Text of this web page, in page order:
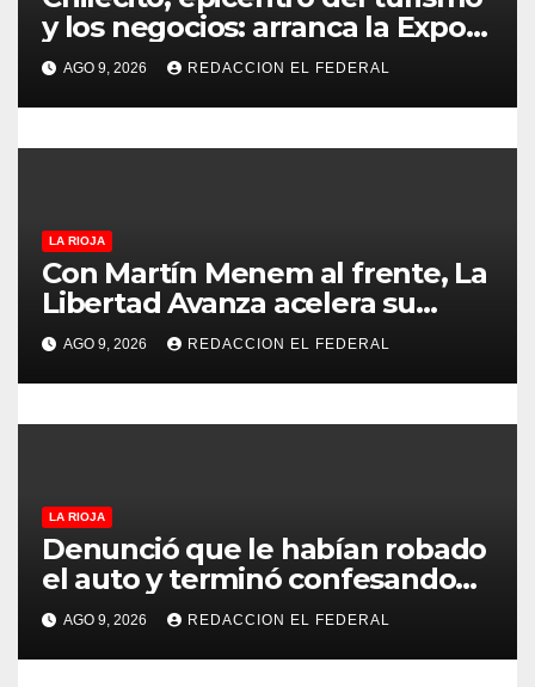
n
t
r
a
a
s
y los negocios: arranca la Expo
que promete revolucionar la
economía regional en un
evento sin precedentes en La
Rioja
AGO 9, 2026 REDACCION EL FEDERAL
LA RIOJA
Con Martín Menem al frente, La
Libertad Avanza acelera su
despliegue en La Rioja y
desembarcó en Aimogasta
AGO 9, 2026 REDACCION EL FEDERAL
LA RIOJA
Denunció que le habían robado
el auto y terminó confesando
que su hermano lo empeñó por
drogas
AGO 9, 2026 REDACCION EL FEDERAL